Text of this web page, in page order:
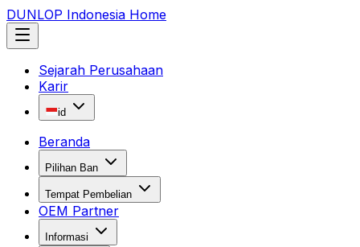
DUNLOP Indonesia Home
Sejarah Perusahaan
Karir
id
Beranda
Pilihan Ban
Tempat Pembelian
OEM Partner
Informasi